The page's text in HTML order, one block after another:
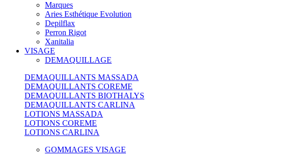
Marques
Aries Esthétique Evolution
Depilflax
Perron Rigot
Xanitalia
VISAGE
DEMAQUILLAGE
DEMAQUILLANTS MASSADA
DEMAQUILLANTS COREME
DEMAQUILLANTS BIOTHALYS
DEMAQUILLANTS CARLINA
LOTIONS MASSADA
LOTIONS COREME
LOTIONS CARLINA
GOMMAGES VISAGE